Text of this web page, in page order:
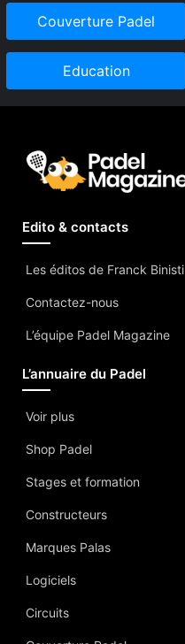
Couverture Padel
Education
Edito & contacts
Les éditos de Franck Binisti
Contactez-nous
L’équipe Padel Magazine
L’annuaire du Padel
Voir plus
Shop Padel
Stages et formation
Constructeurs
Marques Palas
Logiciels
Circuits